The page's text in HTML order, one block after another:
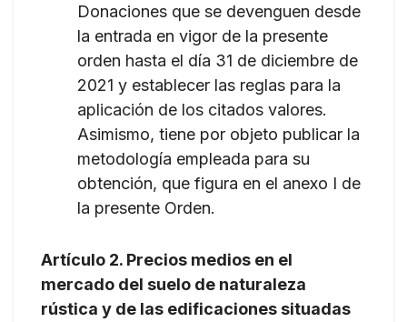
Donaciones que se devenguen desde
la entrada en vigor de la presente
orden hasta el día 31 de diciembre de
2021 y establecer las reglas para la
aplicación de los citados valores.
Asimismo, tiene por objeto publicar la
metodología empleada para su
obtención, que figura en el anexo I de
la presente Orden.
Artículo 2. Precios medios en el
mercado del suelo de naturaleza
rústica y de las edificaciones situadas